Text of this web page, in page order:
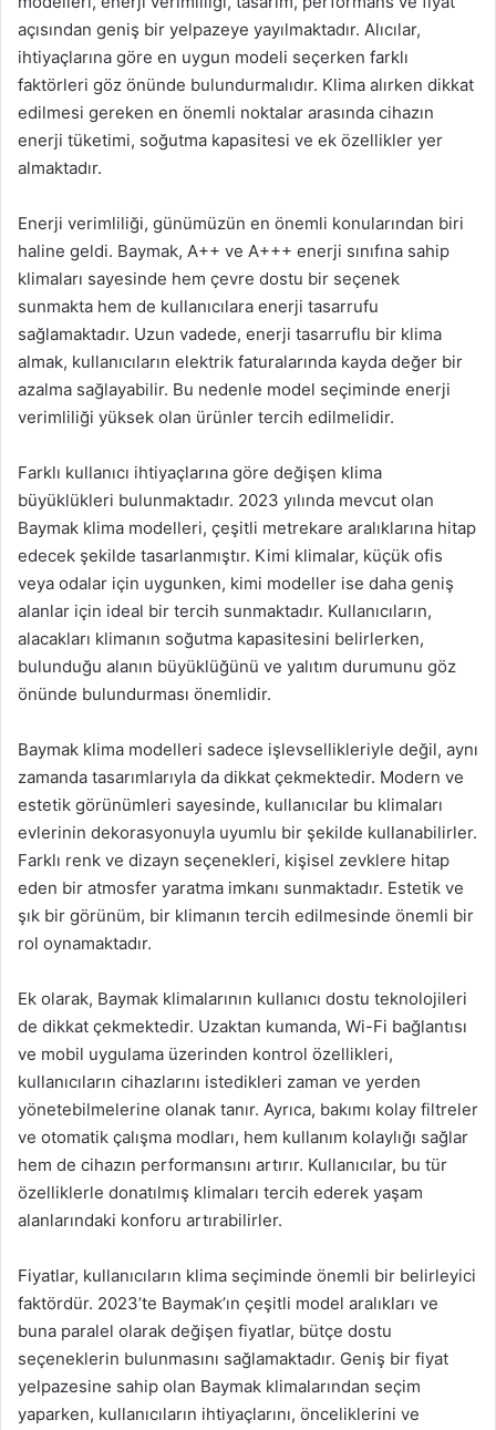
açısından geniş bir yelpazeye yayılmaktadır. Alıcılar,
ihtiyaçlarına göre en uygun modeli seçerken farklı
faktörleri göz önünde bulundurmalıdır. Klima alırken dikkat
edilmesi gereken en önemli noktalar arasında cihazın
enerji tüketimi, soğutma kapasitesi ve ek özellikler yer
almaktadır.
Enerji verimliliği, günümüzün en önemli konularından biri
haline geldi. Baymak, A++ ve A+++ enerji sınıfına sahip
klimaları sayesinde hem çevre dostu bir seçenek
sunmakta hem de kullanıcılara enerji tasarrufu
sağlamaktadır. Uzun vadede, enerji tasarruflu bir klima
almak, kullanıcıların elektrik faturalarında kayda değer bir
azalma sağlayabilir. Bu nedenle model seçiminde enerji
verimliliği yüksek olan ürünler tercih edilmelidir.
Farklı kullanıcı ihtiyaçlarına göre değişen klima
büyüklükleri bulunmaktadır. 2023 yılında mevcut olan
Baymak klima modelleri, çeşitli metrekare aralıklarına hitap
edecek şekilde tasarlanmıştır. Kimi klimalar, küçük ofis
veya odalar için uygunken, kimi modeller ise daha geniş
alanlar için ideal bir tercih sunmaktadır. Kullanıcıların,
alacakları klimanın soğutma kapasitesini belirlerken,
bulunduğu alanın büyüklüğünü ve yalıtım durumunu göz
önünde bulundurması önemlidir.
Baymak klima modelleri sadece işlevsellikleriyle değil, aynı
zamanda tasarımlarıyla da dikkat çekmektedir. Modern ve
estetik görünümleri sayesinde, kullanıcılar bu klimaları
evlerinin dekorasyonuyla uyumlu bir şekilde kullanabilirler.
Farklı renk ve dizayn seçenekleri, kişisel zevklere hitap
eden bir atmosfer yaratma imkanı sunmaktadır. Estetik ve
şık bir görünüm, bir klimanın tercih edilmesinde önemli bir
rol oynamaktadır.
Ek olarak, Baymak klimalarının kullanıcı dostu teknolojileri
de dikkat çekmektedir. Uzaktan kumanda, Wi-Fi bağlantısı
ve mobil uygulama üzerinden kontrol özellikleri,
kullanıcıların cihazlarını istedikleri zaman ve yerden
yönetebilmelerine olanak tanır. Ayrıca, bakımı kolay filtreler
ve otomatik çalışma modları, hem kullanım kolaylığı sağlar
hem de cihazın performansını artırır. Kullanıcılar, bu tür
özelliklerle donatılmış klimaları tercih ederek yaşam
alanlarındaki konforu artırabilirler.
Fiyatlar, kullanıcıların klima seçiminde önemli bir belirleyici
faktördür. 2023’te Baymak’ın çeşitli model aralıkları ve
buna paralel olarak değişen fiyatlar, bütçe dostu
seçeneklerin bulunmasını sağlamaktadır. Geniş bir fiyat
yelpazesine sahip olan Baymak klimalarından seçim
yaparken, kullanıcıların ihtiyaçlarını, önceliklerini ve